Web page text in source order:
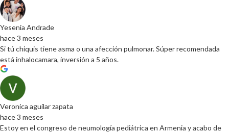
Yesenia Andrade
hace 3 meses
Si tú chiquis tiene asma o una afección pulmonar. Súper recomendada
está inhalocamara, inversión a 5 años.
Veronica aguilar zapata
hace 3 meses
Estoy en el congreso de neumología pediátrica en Armenia y acabo de